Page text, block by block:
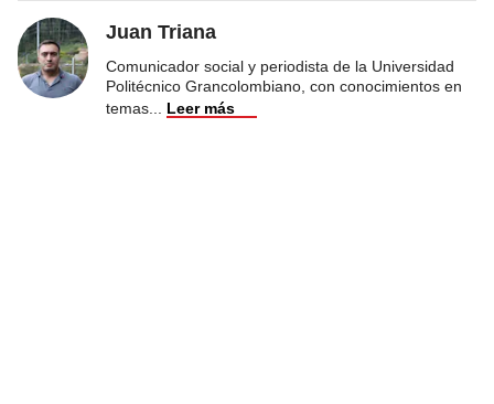
Juan Triana
Comunicador social y periodista de la Universidad
Politécnico Grancolombiano, con conocimientos en
temas
Leer más